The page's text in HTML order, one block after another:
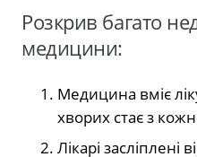
Розкрив багато
медицини:
Медицина вміє
хворих стає з
Лікарі засліплені